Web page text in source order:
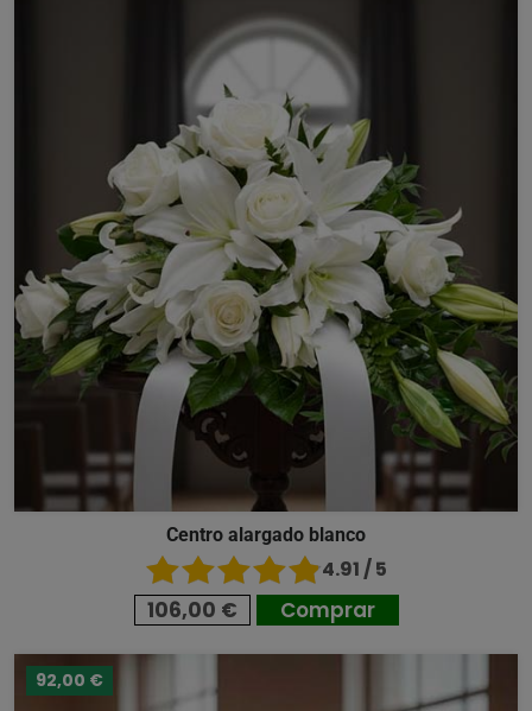
Centro alargado blanco
4.91 / 5
106,00 € Comprar
92,00 €